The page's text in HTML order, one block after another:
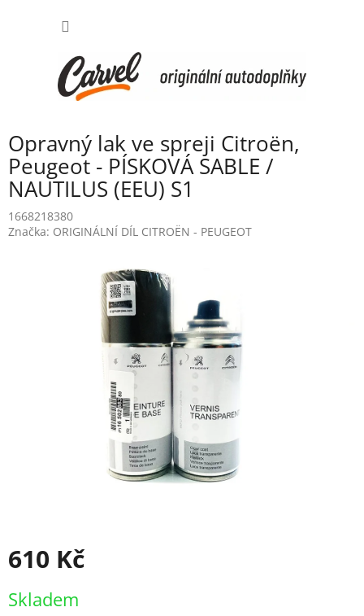
Opravný lak ve spreji Citroën,
Peugeot - PÍSKOVÁ SABLE /
NAUTILUS (EEU) S1
1668218380
Značka: ORIGINÁLNÍ DÍL CITROËN - PEUGEOT
610 Kč
cena:
Skladem